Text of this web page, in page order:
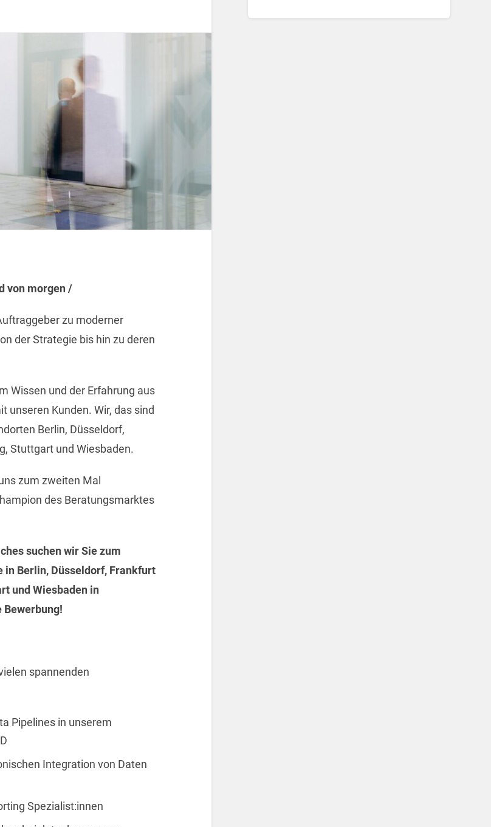
von morgen /
zu moderner
der Strategie bis hin zu deren
Wissen und der Erfahrung aus
unseren Kunden. Wir, das sind
Berlin, Düsseldorf,
Stuttgart und Wiesbaden.
zum zweiten Mal
des Beratungsmarktes
suchen wir Sie zum
Berlin, Düsseldorf, Frankfurt
und Wiesbaden in
spannenden
Pipelines in unserem
Integration von Daten
Spezialist:innen